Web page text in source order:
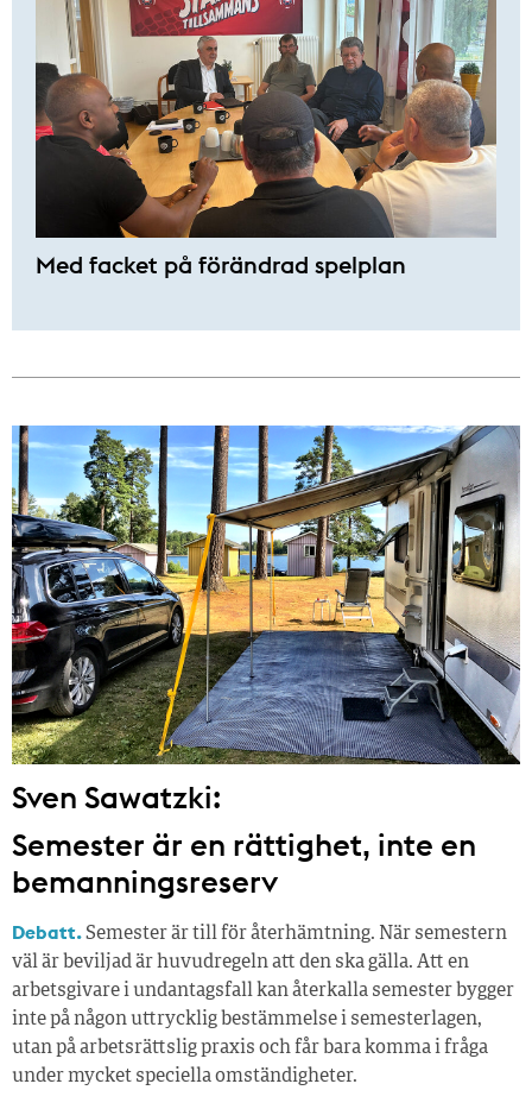
Med facket på förändrad spelplan
Sven Sawatzki:
Semester är en rättighet, inte en
bemanningsreserv
Debatt.Semester är till för återhämtning. När semestern
väl är beviljad är huvudregeln att den ska gälla. Att en
arbetsgivare i undantagsfall kan återkalla semester bygger
inte på någon uttrycklig bestämmelse i semesterlagen,
utan på arbetsrättslig praxis och får bara komma i fråga
under mycket speciella omständigheter.